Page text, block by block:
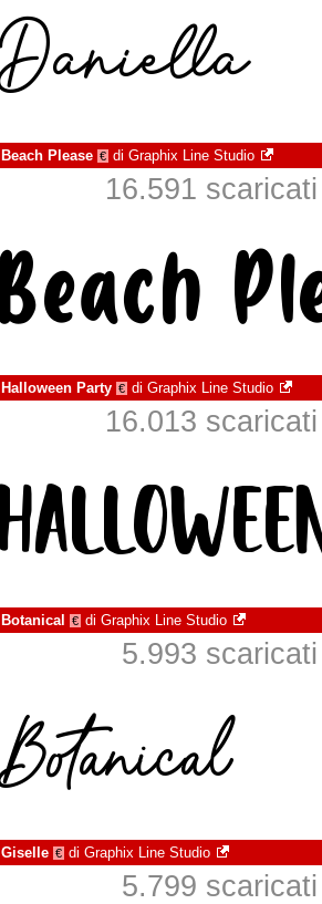
Beach Please € di Graphix Line Studio
16.591
Halloween Party € di Graphix Line Studio
16.013
Botanical € di Graphix Line Studio
5.993
Giselle € di Graphix Line Studio
5.799